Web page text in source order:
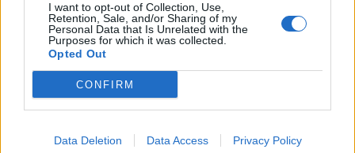
I want to opt-out of Collection, Use,
Retention, Sale, and/or Sharing of my
Personal Data that Is Unrelated with the
Purposes for which it was collected.
Opted Out
CONFIRM
Data Deletion Data Access Privacy Policy